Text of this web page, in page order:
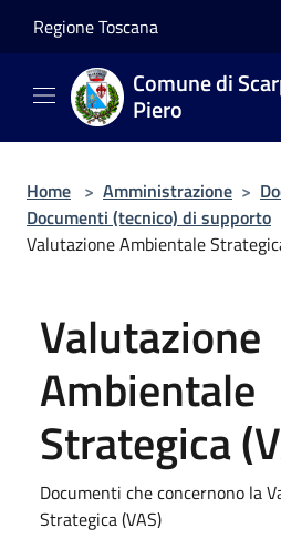
Regione Toscana
Comune di
Piero
Home > Amministrazione >
Documenti (tecnico) di supporto
Valutazione Ambientale
Valutazione
Ambientale
Strategica
Documenti che concernono la
Strategica (VAS)